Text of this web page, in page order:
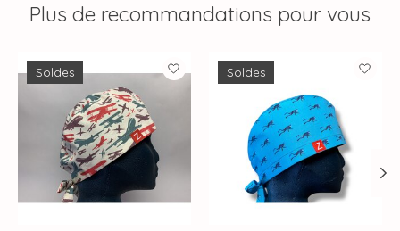
Plus de recommandations pour vous
Articles du carrousel de produits
Soldes Soldes